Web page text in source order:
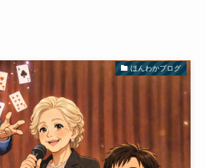
ほんわかブログ